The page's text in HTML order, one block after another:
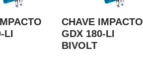
LI
CHAVE IMPACTO
GDX 180-LI
BIVOLT